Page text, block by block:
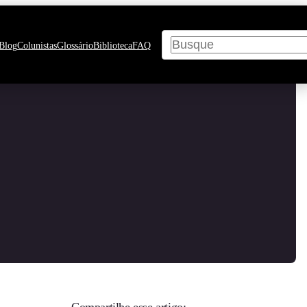
ColunistasGlossárioBibliotecaFAQ
Pesquisar